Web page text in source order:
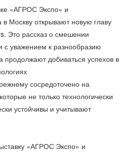
«АГРОС Экспо» и
в Москву открывают новую главу
Это рассказ о смешении
с уважением к разнообразию
продолжают добиваться успехов в
сосредоточено на
не только технологически
устойчивы и учитывают
«АГРОС Экспо» и